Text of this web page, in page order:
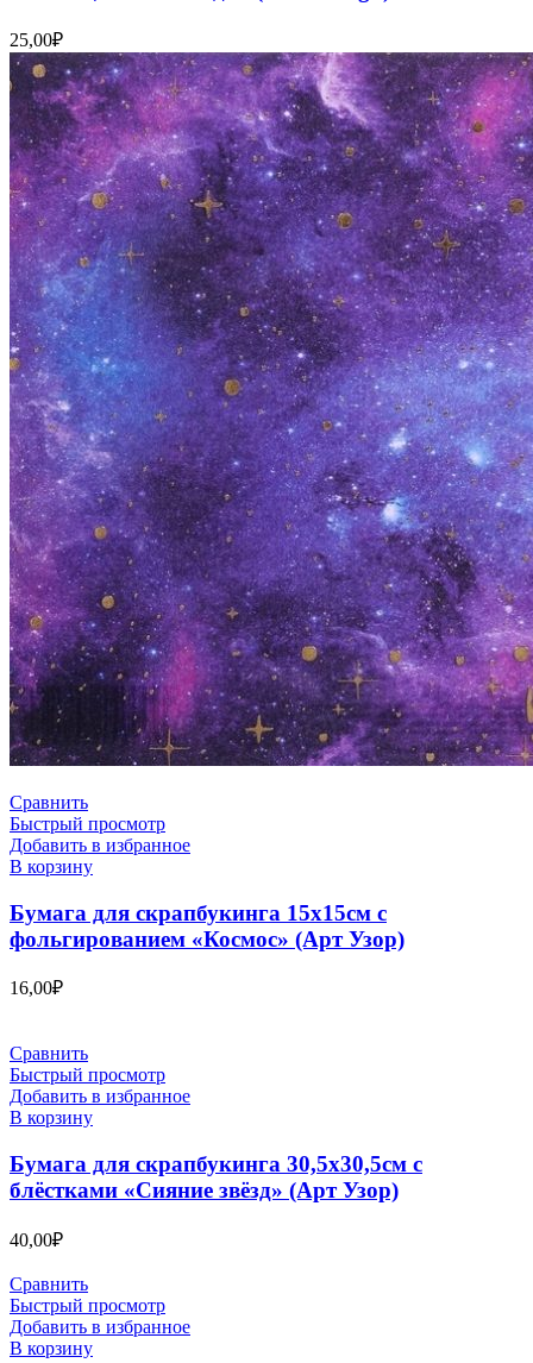
25,00₽
Сравнить
Быстрый просмотр
Добавить в избранное
В корзину
Бумага для скрапбукинга 15х15см с
фольгированием «Космос» (Арт Узор)
16,00₽
Сравнить
Быстрый просмотр
Добавить в избранное
В корзину
Бумага для скрапбукинга 30,5х30,5см с
блёстками «Сияние звёзд» (Арт Узор)
40,00₽
Сравнить
Быстрый просмотр
Добавить в избранное
В корзину